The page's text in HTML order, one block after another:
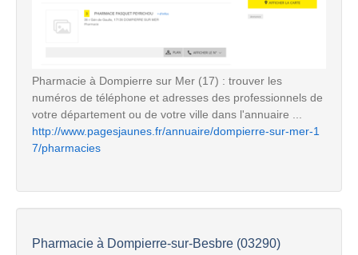
Pharmacie à Dompierre sur Mer (17) : trouver les
numéros de téléphone et adresses des professionnels de
votre département ou de votre ville dans l'annuaire ...
http://www.pagesjaunes.fr/annuaire/dompierre-sur-mer-1
7/pharmacies
Pharmacie à Dompierre-sur-Besbre (03290)